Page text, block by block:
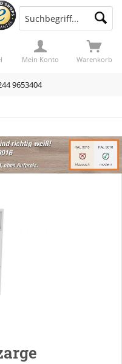
9653404
Warenkorb
Mein Konto